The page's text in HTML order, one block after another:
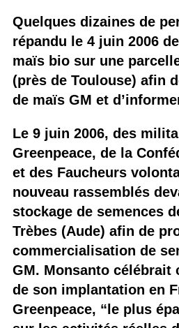
Quelques dizaines de
répandu le 4 juin 2006
maïs bio sur une
(près de Toulouse) afin
de maïs GM et
Le 9 juin 2006, des
Greenpeace, de la
et des Faucheurs
nouveau rassemblés
stockage de semences
Trèbes (Aude) afin de
commercialisation de
GM. Monsanto célébrait
de son implantation en
Greenpeace, “le plus